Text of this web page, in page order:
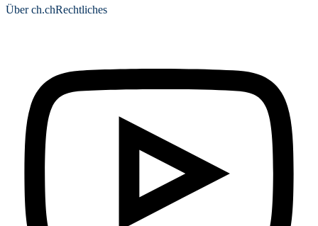
Über ch.chRechtliches